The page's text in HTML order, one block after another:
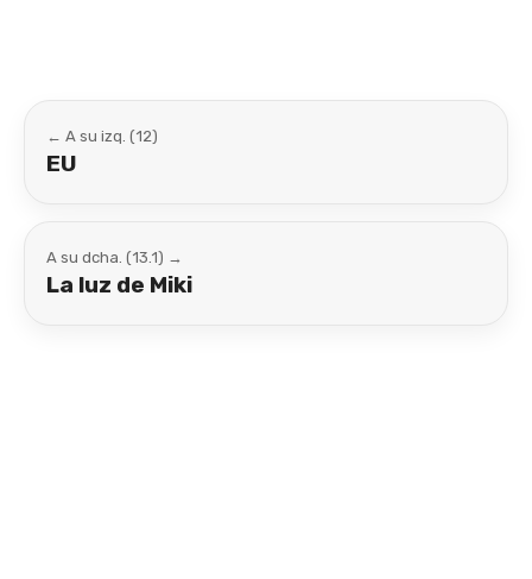
← A su izq. (12)
EU
A su dcha. (13.1) →
La luz de Miki